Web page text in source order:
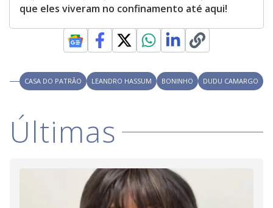
que eles viveram no confinamento até aqui!
CASA DO PATRÃO LEANDRO HASSUM BONINHO DUDU CAMARGO
Últimas